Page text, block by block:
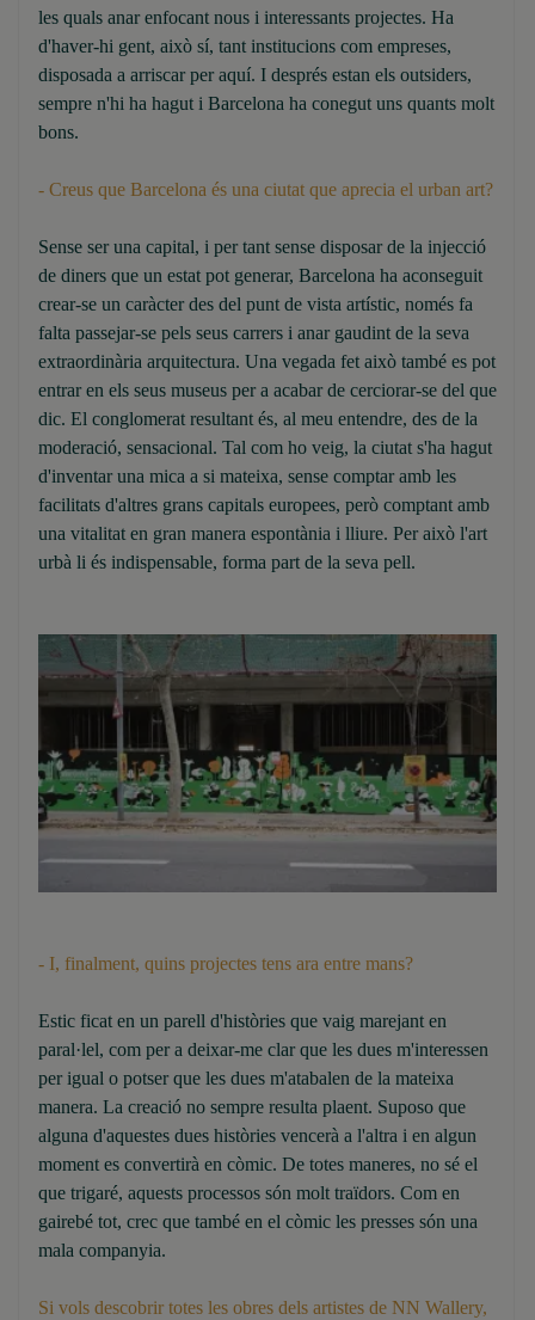
les quals anar enfocant nous i interessants projectes. Ha
d'haver-hi gent, això sí, tant institucions com empreses,
disposada a arriscar per aquí. I després estan els outsiders,
sempre n'hi ha hagut i Barcelona ha conegut uns quants molt
bons.
- Creus que Barcelona és una ciutat que aprecia el urban art?
Sense ser una capital, i per tant sense disposar de la injecció
de diners que un estat pot generar, Barcelona ha aconseguit
crear-se un caràcter des del punt de vista artístic, només fa
falta passejar-se pels seus carrers i anar gaudint de la seva
extraordinària arquitectura. Una vegada fet això també es pot
entrar en els seus museus per a acabar de cerciorar-se del que
dic. El conglomerat resultant és, al meu entendre, des de la
moderació, sensacional. Tal com ho veig, la ciutat s'ha hagut
d'inventar una mica a si mateixa, sense comptar amb les
facilitats d'altres grans capitals europees, però comptant amb
una vitalitat en gran manera espontània i lliure. Per això l'art
urbà li és indispensable, forma part de la seva pell.
- I, finalment, quins projectes tens ara entre mans?
Estic ficat en un parell d'històries que vaig marejant en
paral·lel, com per a deixar-me clar que les dues m'interessen
per igual o potser que les dues m'atabalen de la mateixa
manera. La creació no sempre resulta plaent. Suposo que
alguna d'aquestes dues històries vencerà a l'altra i en algun
moment es convertirà en còmic. De totes maneres, no sé el
que trigaré, aquests processos són molt traïdors. Com en
gairebé tot, crec que també en el còmic les presses són una
mala companyia.
Si vols descobrir totes les obres dels artistes de NN Wallery,